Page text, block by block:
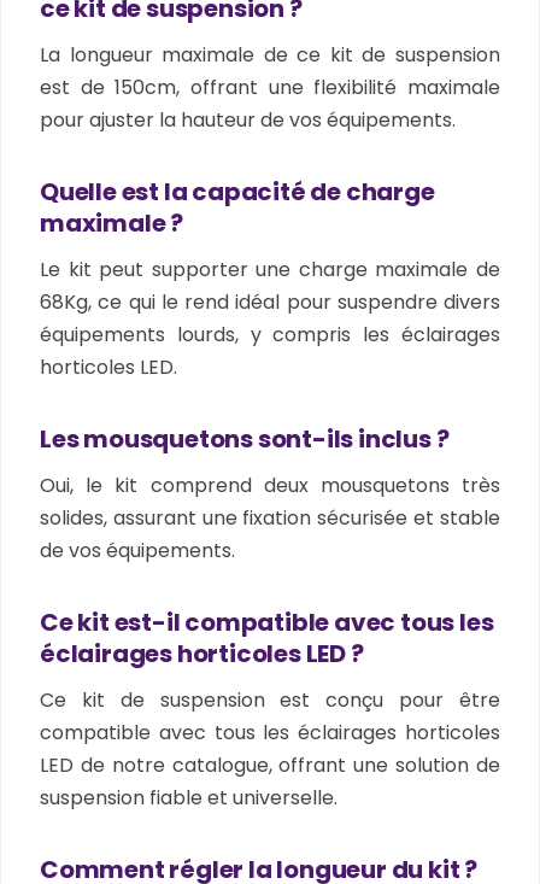
ce kit de suspension ?
La longueur maximale de ce kit de suspension
est de 150cm, offrant une flexibilité maximale
pour ajuster la hauteur de vos équipements.
Quelle est la capacité de charge
maximale ?
Le kit peut supporter une charge maximale de
68Kg, ce qui le rend idéal pour suspendre divers
équipements lourds, y compris les éclairages
horticoles LED.
Les mousquetons sont-ils inclus ?
Oui, le kit comprend deux mousquetons très
solides, assurant une fixation sécurisée et stable
de vos équipements.
Ce kit est-il compatible avec tous les
éclairages horticoles LED ?
Ce kit de suspension est conçu pour être
compatible avec tous les éclairages horticoles
LED de notre catalogue, offrant une solution de
suspension fiable et universelle.
Comment régler la longueur du kit ?